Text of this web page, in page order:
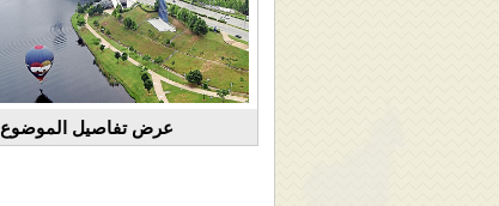
عرض تفاصيل الموضوع